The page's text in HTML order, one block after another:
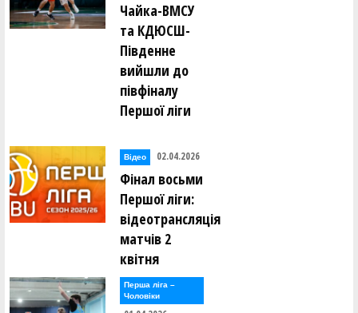
Чайка-ВМСУ
та КДЮСШ-
Південне
вийшли до
півфіналу
Першої ліги
Відео 02.04.2026
Фінал восьми
Першої ліги:
відеотрансляція
матчів 2
квітня
Перша лiга –
Чоловiки